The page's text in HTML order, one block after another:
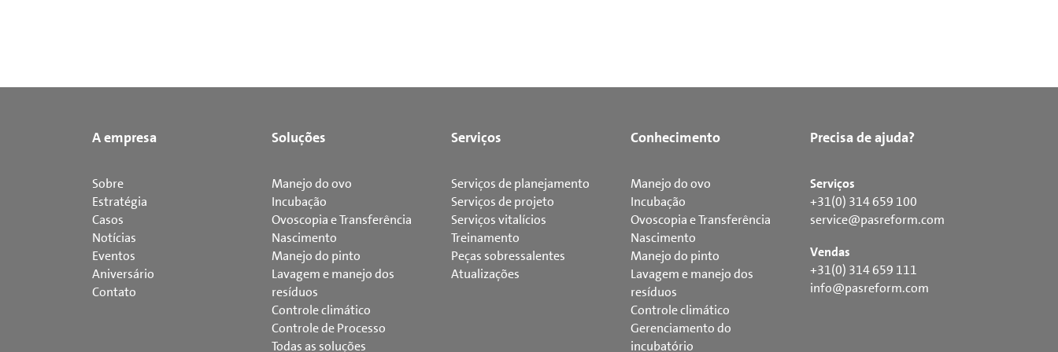
A empresa
Sobre
Estratégia
Casos
Notícias
Eventos
Aniversário
Contato
Soluções
Manejo do ovo
Incubação
Ovoscopia e Transferência
Nascimento
Manejo do pinto
Lavagem e manejo dos
resíduos
Controle climático
Controle de Processo
Todas as soluções
Serviços
Serviços de planejamento
Serviços de projeto
Serviços vitalícios
Treinamento
Peças sobressalentes
Atualizações
Conhecimento
Manejo do ovo
Incubação
Ovoscopia e Transferência
Nascimento
Manejo do pinto
Lavagem e manejo dos
resíduos
Controle climático
Gerenciamento do
incubatório
Precisa de ajuda?
Serviços
+31(0) 314 659 100
service@pasreform.com
Vendas
+31(0) 314 659 111
info@pasreform.com